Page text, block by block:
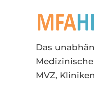
Das
MVZ,